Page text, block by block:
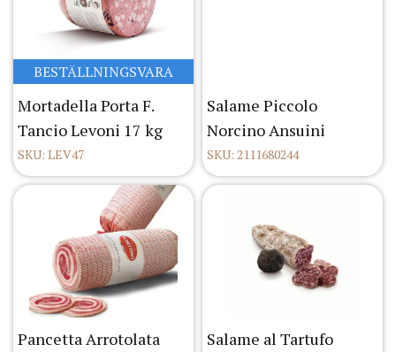
BESTÄLLNINGSVARA
Mortadella Porta F.
Tancio Levoni 17 kg
SKU: LEV47
Salame Piccolo
Norcino Ansuini
SKU: 2111680244
Pancetta Arrotolata
Salame al Tartufo